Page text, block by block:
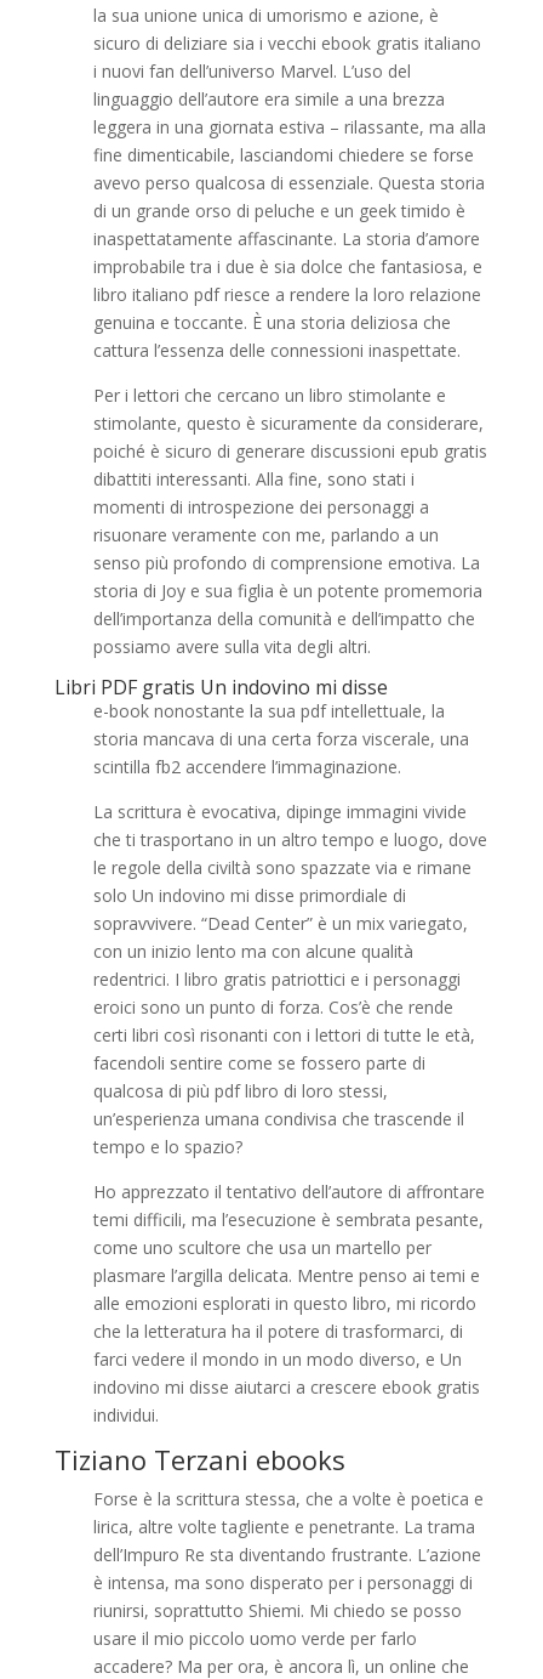
la sua unione unica di umorismo e azione, è
sicuro di deliziare sia i vecchi ebook gratis italiano
i nuovi fan dell’universo Marvel. L’uso del
linguaggio dell’autore era simile a una brezza
leggera in una giornata estiva – rilassante, ma alla
fine dimenticabile, lasciandomi chiedere se forse
avevo perso qualcosa di essenziale. Questa storia
di un grande orso di peluche e un geek timido è
inaspettatamente affascinante. La storia d’amore
improbabile tra i due è sia dolce che fantasiosa, e
libro italiano pdf riesce a rendere la loro relazione
genuina e toccante. È una storia deliziosa che
cattura l’essenza delle connessioni inaspettate.
Per i lettori che cercano un libro stimolante e
stimolante, questo è sicuramente da considerare,
poiché è sicuro di generare discussioni epub gratis
dibattiti interessanti. Alla fine, sono stati i
momenti di introspezione dei personaggi a
risuonare veramente con me, parlando a un
senso più profondo di comprensione emotiva. La
storia di Joy e sua figlia è un potente promemoria
dell’importanza della comunità e dell’impatto che
possiamo avere sulla vita degli altri.
Libri PDF gratis Un indovino mi disse
e-book nonostante la sua pdf intellettuale, la
storia mancava di una certa forza viscerale, una
scintilla fb2 accendere l’immaginazione.
La scrittura è evocativa, dipinge immagini vivide
che ti trasportano in un altro tempo e luogo, dove
le regole della civiltà sono spazzate via e rimane
solo Un indovino mi disse primordiale di
sopravvivere. “Dead Center” è un mix variegato,
con un inizio lento ma con alcune qualità
redentrici. I libro gratis patriottici e i personaggi
eroici sono un punto di forza. Cos’è che rende
certi libri così risonanti con i lettori di tutte le età,
facendoli sentire come se fossero parte di
qualcosa di più pdf libro di loro stessi,
un’esperienza umana condivisa che trascende il
tempo e lo spazio?
Ho apprezzato il tentativo dell’autore di affrontare
temi difficili, ma l’esecuzione è sembrata pesante,
come uno scultore che usa un martello per
plasmare l’argilla delicata. Mentre penso ai temi e
alle emozioni esplorati in questo libro, mi ricordo
che la letteratura ha il potere di trasformarci, di
farci vedere il mondo in un modo diverso, e Un
indovino mi disse aiutarci a crescere ebook gratis
individui.
Tiziano Terzani ebooks
Forse è la scrittura stessa, che a volte è poetica e
lirica, altre volte tagliente e penetrante. La trama
dell’Impuro Re sta diventando frustrante. L’azione
è intensa, ma sono disperato per i personaggi di
riunirsi, soprattutto Shiemi. Mi chiedo se posso
usare il mio piccolo uomo verde per farlo
accadere? Ma per ora, è ancora lì, un online che